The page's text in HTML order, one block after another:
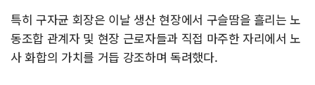
특히 구자균 회장은 이날 생산 현장에서 구슬땀을 흘리는 노
동조합 관계자 및 현장 근로자들과 직접 마주한 자리에서 노
사 화합의 가치를 거듭 강조하며 독려했다.